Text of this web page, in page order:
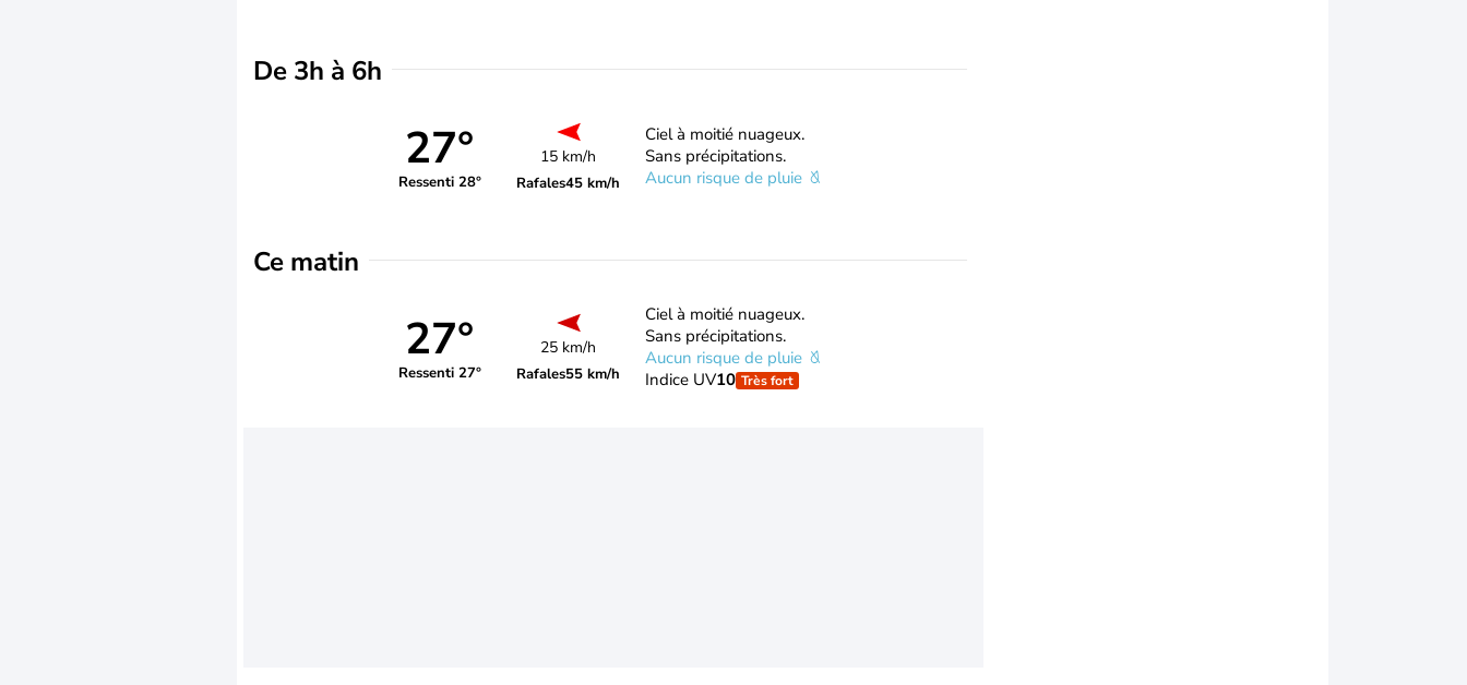
De 3h à 6h
27°
Ressenti 28°
15 km/h
Rafales45 km/h
Ciel à moitié nuageux.
Sans précipitations.
Aucun risque de pluie
Ce matin
27°
Ressenti 27°
25 km/h
Rafales55 km/h
Ciel à moitié nuageux.
Sans précipitations.
Aucun risque de pluie
Indice UV10 Très fort